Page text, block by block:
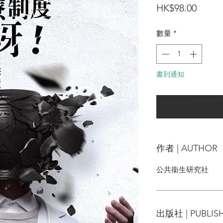
HK$98.00價
數量 *
書到通知
作者 | AUTHOR
公共衞生研究社
出版社 |